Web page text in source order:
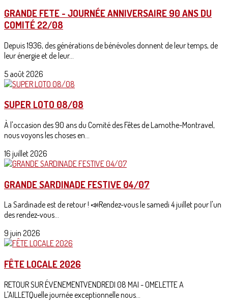
GRANDE FETE - JOURNÉE ANNIVERSAIRE 90 ANS DU
COMITÉ 22/08
Depuis 1936, des générations de bénévoles donnent de leur temps, de
leur énergie et de leur...
5 août 2026
SUPER LOTO 08/08
À l'occasion des 90 ans du Comité des Fêtes de Lamothe-Montravel,
nous voyons les choses en...
16 juillet 2026
GRANDE SARDINADE FESTIVE 04/07
La Sardinade est de retour ! 📣Rendez-vous le samedi 4 juillet pour l'un
des rendez-vous...
9 juin 2026
FÊTE LOCALE 2026
RETOUR SUR ÉVENEMENTVENDREDI 08 MAI - OMELETTE A
L'AILLETQuelle journée exceptionnelle nous...